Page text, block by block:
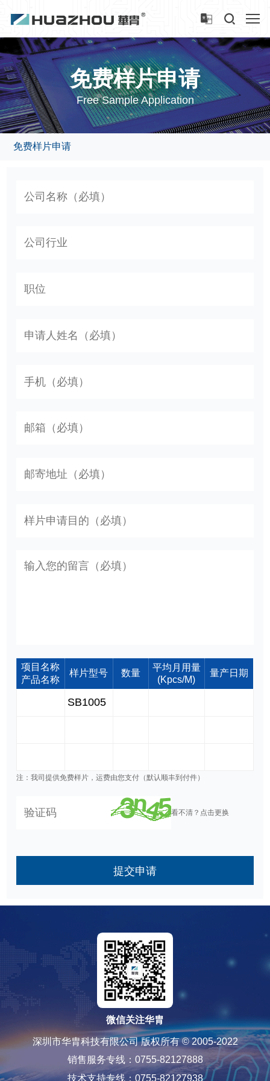
免费样片申请
Free Sample Application
免费样片申请
项目名称
产品名称
样片型号 数量
平均月用量
(Kpcs/M)
量产日期
注：我司提供免费样片，运费由您支付（默认顺丰到付件）
看不清？点击更换
提交申请
微信关注华胄
深圳市华胄科技有限公司 版权所有 © 2005-2022
销售服务专线：0755-82127888
技术支持专线：0755-82127938